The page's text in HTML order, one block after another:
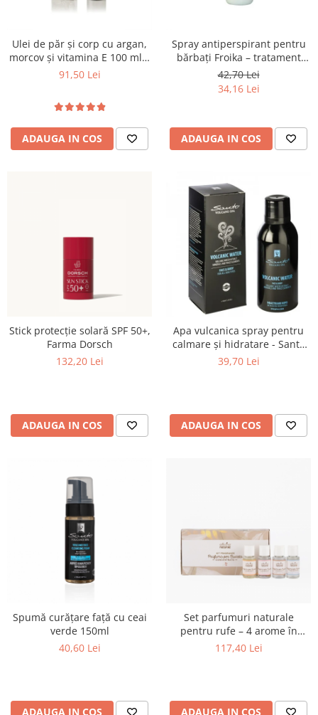
Ulei de păr și corp cu argan,
morcov și vitamina E 100 ml –
Santo Volcano Spa
91,50 Lei
ADAUGA IN COS
Spray antiperspirant pentru
bărbați Froika – tratament
pentru hiperhidroză și
bromhidroză
42,70 Lei
34,16 Lei
ADAUGA IN COS
Stick protecție solară SPF 50+,
Farma Dorsch
132,20 Lei
ADAUGA IN COS
Apa vulcanica spray pentru
calmare și hidratare - Santo
Volcano Spa
39,70 Lei
ADAUGA IN COS
Spumă curățare față cu ceai
verde 150ml
40,60 Lei
ADAUGA IN COS
Set parfumuri naturale
pentru rufe – 4 arome în
miniaturi ecologice
117,40 Lei
ADAUGA IN COS